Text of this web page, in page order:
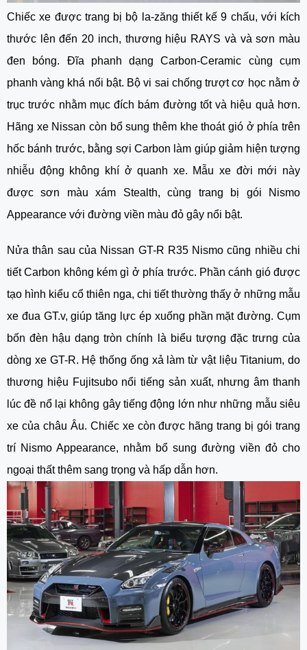
Chiếc xe được trang bị bộ la-zăng thiết kế 9 chấu, với kích
thước lên đến 20 inch, thương hiệu RAYS và và sơn màu
đen bóng. Đĩa phanh dạng Carbon-Ceramic cùng cụm
phanh vàng khá nổi bật. Bộ vi sai chống trượt cơ học nằm ở
trục trước nhằm mục đích bám đường tốt và hiệu quả hơn.
Hãng xe Nissan còn bổ sung thêm khe thoát gió ở phía trên
hốc bánh trước, bằng sợi Carbon làm giúp giảm hiện tượng
nhiễu động không khí ở quanh xe. Mẫu xe đời mới này
được sơn màu xám Stealth, cùng trang bị gói Nismo
Appearance với đường viền màu đỏ gây nổi bật.
Nửa thân sau của Nissan GT-R R35 Nismo cũng nhiều chi
tiết Carbon không kém gì ở phía trước. Phần cánh gió được
tạo hình kiểu cổ thiên nga, chi tiết thường thấy ở những mẫu
xe đua GT.v, giúp tăng lực ép xuống phần mặt đường. Cụm
bốn đèn hậu dạng tròn chính là biểu tượng đặc trưng của
dòng xe GT-R. Hệ thống ống xả làm từ vật liệu Titanium, do
thương hiệu Fujitsubo nổi tiếng sản xuất, nhưng âm thanh
lúc đề nổ lại không gây tiếng động lớn như những mẫu siêu
xe của châu Âu. Chiếc xe còn được hãng trang bị gói trang
trí Nismo Appearance, nhằm bổ sung đường viền đỏ cho
ngoại thất thêm sang trọng và hấp dẫn hơn.